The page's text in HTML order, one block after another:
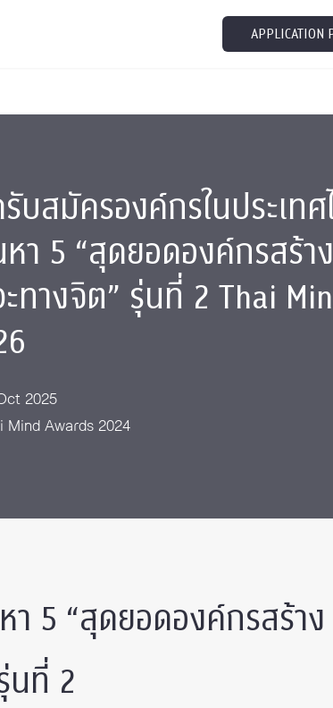
ก่า
ะจำปี
APPLICATION
บสมัครองค์กรในประเทศ
า 5 “สุดยอดองค์กรสร้า
ทางจิต” รุ่นที่ 2 Thai
2025
Mind Awards 2024
า 5 “สุดยอดองค์กรสร้าง
นที่ 2